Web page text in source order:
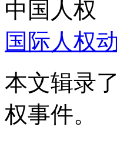
中国人权
国际人权
本文辑录
权事件。